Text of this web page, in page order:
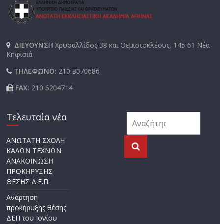
ΔΙΕΥΘΥΝΣΗΧρυσαλλίδος 38 και Θεμιστοκλέους, 145 61 Νέα
Κηφισιά
ΤΗΛΕΦΩΝΟ: 210 8070686
FAX: 210 6204714
Τελευταία νέα
ΑΝΩΤΑΤΗ ΣΧΟΛΗ
ΚΑΛΩΝ ΤΕΧΝΩΝ
ΑΝΑΚΟΙΝΩΣΗ
ΠΡΟΚΗΡΥΞΗΣ
ΘΕΣΗΣ Δ.Ε.Π.
Ανάρτηση
προκήρυξης θέσης
ΔΕΠ του Ιονίου